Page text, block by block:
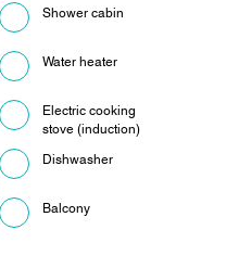
Shower cabin
Water heater
Electric cooking
stove (induction)
Dishwasher
Balcony